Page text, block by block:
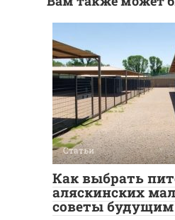
Статьи
Как выбрать
аляскинских
советы